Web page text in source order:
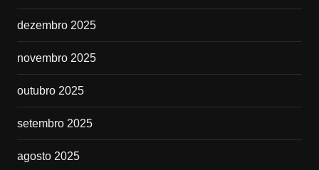
dezembro 2025
novembro 2025
outubro 2025
setembro 2025
agosto 2025